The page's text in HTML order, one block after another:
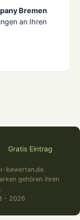
Bremen
an Ihren
Gratis Eintrag
bewerten.de.
gehören ihren
- 2026